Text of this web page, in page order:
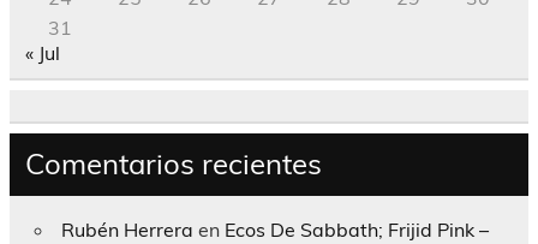
31
« Jul
Comentarios recientes
Rubén Herrera en Ecos De Sabbath; Frijid Pink –